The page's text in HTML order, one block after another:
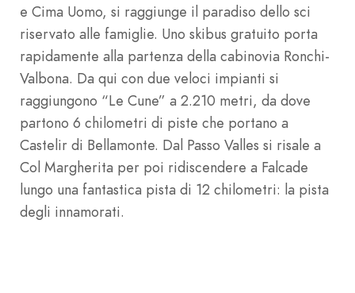
e Cima Uomo, si raggiunge il paradiso dello sci
riservato alle famiglie. Uno skibus gratuito porta
rapidamente alla partenza della cabinovia Ronchi-
Valbona. Da qui con due veloci impianti si
raggiungono “Le Cune” a 2.210 metri, da dove
partono 6 chilometri di piste che portano a
Castelir di Bellamonte. Dal Passo Valles si risale a
Col Margherita per poi ridiscendere a Falcade
lungo una fantastica pista di 12 chilometri: la pista
degli innamorati.